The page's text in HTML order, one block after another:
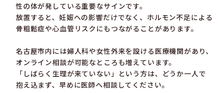
性の体が発している重要なサインです。
放置すると、妊娠への影響だけでなく、ホルモン不足による
骨粗鬆症や心血管リスクにもつながることがあります。
名古屋市内には婦人科や女性外来を設ける医療機関があり、
オンライン相談が可能なところも増えています。
「しばらく生理が来ていない」という方は、どうか一人で
抱え込まず、早めに医師へ相談してください。